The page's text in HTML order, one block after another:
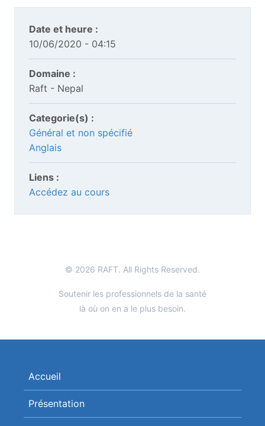
Date et heure :
10/06/2020 - 04:15
Domaine :
Raft - Nepal
Categorie(s) :
Général et non spécifié
Anglais
Liens :
Accédez au cours
© 2026 RAFT. All Rights Reserved.
Soutenir les professionnels de la santé
là où on en a le plus besoin.
Accueil
Présentation